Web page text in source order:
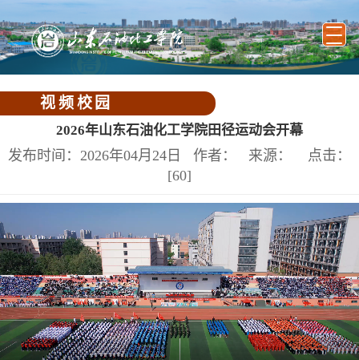
视频校园
2026年山东石油化工学院田径运动会开幕
发布时间：2026年04月24日 作者： 来源： 点击：
[60]